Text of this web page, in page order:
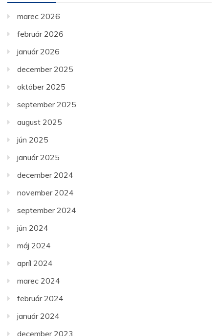
marec 2026
február 2026
január 2026
december 2025
október 2025
september 2025
august 2025
jún 2025
január 2025
december 2024
november 2024
september 2024
jún 2024
máj 2024
apríl 2024
marec 2024
február 2024
január 2024
december 2023